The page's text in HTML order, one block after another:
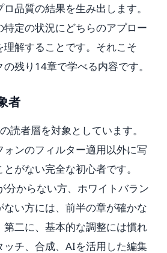
品質の結果を生み出します。
定の状況にどちらのアプロー
解することです。それこそ
残り14章で学べる内容です。
者
読者層を対象としています。
ンのフィルター適用以外に写
がない完全な初心者です。
分からない方、ホワイトバラン
い方には、前半の章が確かな
二に、基本的な調整には慣れ
ッチ、合成、AIを活用した編集